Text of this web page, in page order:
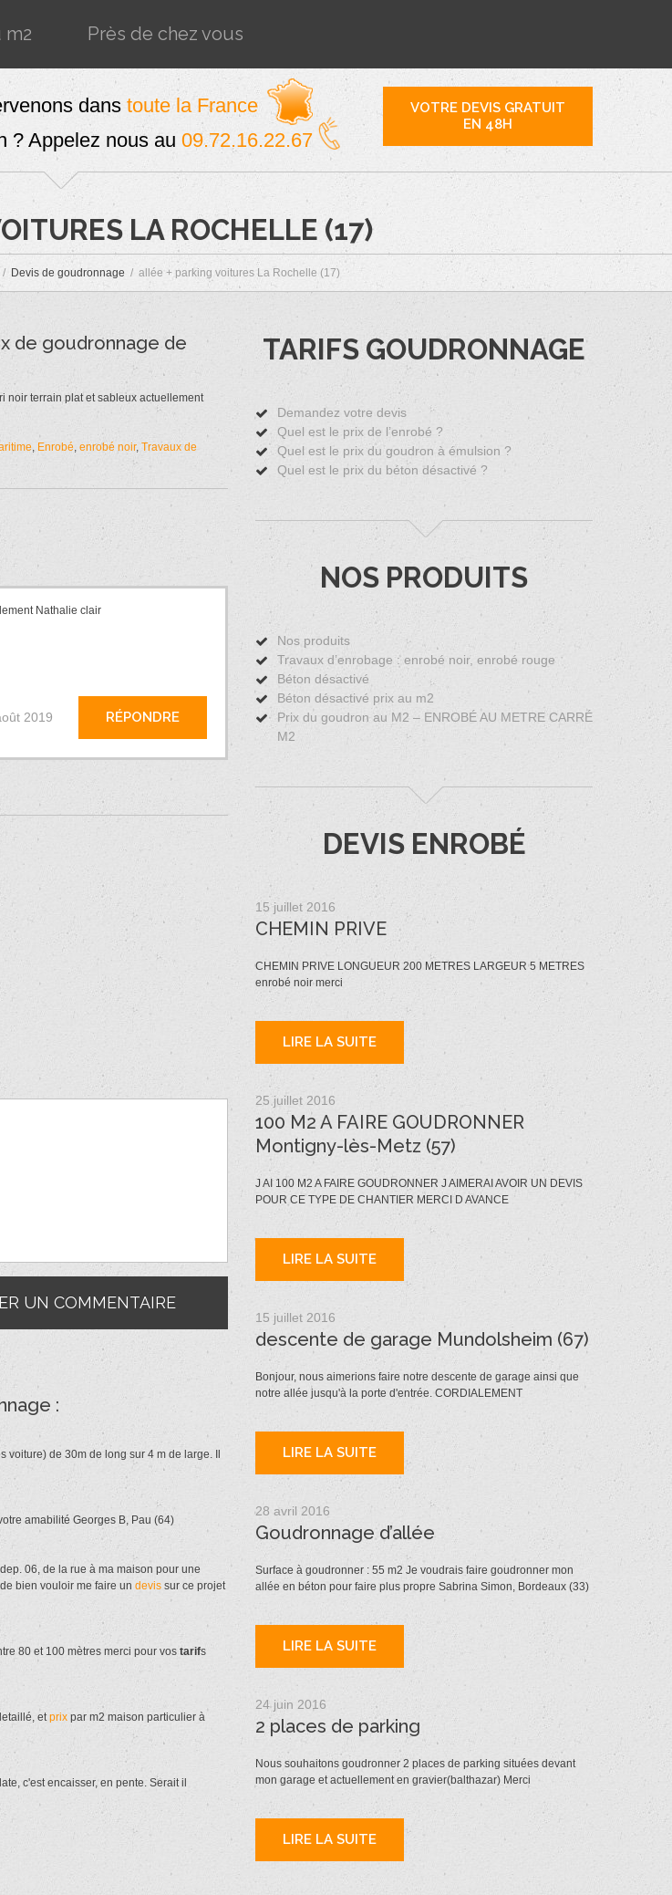
m2 Près de chez vous
dans toute la France
? Appelez nous au 09.72.16.22.67
VOTRE DEVIS GRATUIT
EN 48H
LA ROCHELLE (17)
Devis de goudronnage allée + parking voitures La Rochelle (17)
de goudronnage de
noir terrain plat et sableux actuellement
, Enrobé, enrobé noir, Travaux de
Nathalie clair
RÉPONDRE
2019
:
de 30m de long sur 4 m de large. Il
amabilité Georges B, Pau (64)
06, de la rue à ma maison pour une
bien vouloir me faire un devis sur ce projet
80 et 100 mètres merci pour vos tarifs
etprix par m2 maison particulier à
c'est encaisser, en pente. Serait il
TARIFS GOUDRONNAGE
Demandez votre devis
Quel est le prix de l’enrobé ?
Quel est le prix du goudron à émulsion ?
Quel est le prix du béton désactivé ?
NOS PRODUITS
Nos produits
Travaux d’enrobage : enrobé noir, enrobé rouge
Béton désactivé
Béton désactivé prix au m2
Prix du goudron au M2 – ENROBÉ AU METRE CARRÉ
M2
DEVIS ENROBÉ
15 juillet 2016
CHEMIN PRIVE
CHEMIN PRIVE LONGUEUR 200 METRES LARGEUR 5 METRES
enrobé noir merci
LIRE LA SUITE
25 juillet 2016
100 M2 A FAIRE GOUDRONNER
Montigny-lès-Metz (57)
J AI 100 M2 A FAIRE GOUDRONNER J AIMERAI AVOIR UN DEVIS
POUR CE TYPE DE CHANTIER MERCI D AVANCE
LIRE LA SUITE
15 juillet 2016
descente de garage Mundolsheim (67)
Bonjour, nous aimerions faire notre descente de garage ainsi que
notre allée jusqu'à la porte d'entrée. CORDIALEMENT
LIRE LA SUITE
28 avril 2016
Goudronnage d’allée
Surface à goudronner : 55 m2 Je voudrais faire goudronner mon
allée en béton pour faire plus propre Sabrina Simon, Bordeaux (33)
LIRE LA SUITE
24 juin 2016
2 places de parking
Nous souhaitons goudronner 2 places de parking situées devant
mon garage et actuellement en gravier(balthazar) Merci
LIRE LA SUITE